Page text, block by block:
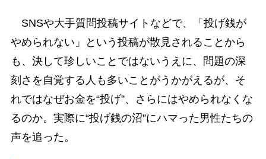
SNSや大手質問投稿サイトなどで、「投げ銭が
やめられない」という投稿が散見されることから
も、決して珍しいことではないうえに、問題の深
刻さを自覚する人も多いことがうかがえるが、そ
れではなぜお金を“投げ”、さらにはやめられなくな
るのか。実際に“投げ銭の沼”にハマった男性たちの
声を追った。